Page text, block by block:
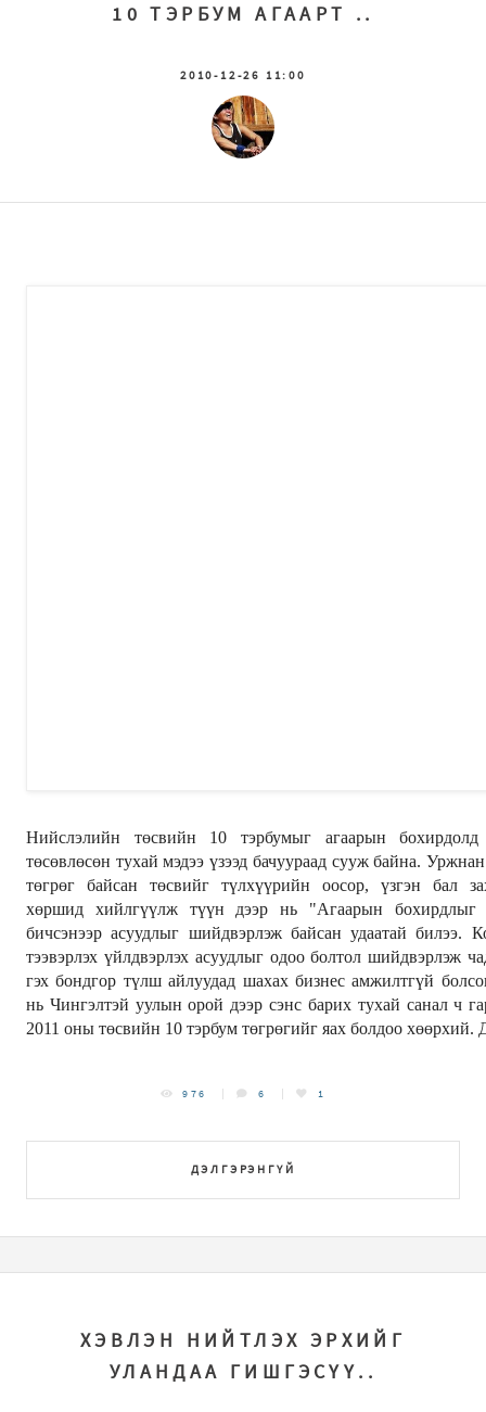
10 ТЭРБУМ АГААРТ ..
2010-12-26 11:00
Нийслэлийн төсвийн 10 тэрбумыг агаарын бохирдолд
төсөвлөсөн тухай мэдээ үзээд бачуураад сууж байна.
төгрөг байсан төсвийг түлхүүрийн оосор, үзгэн бал
хөршид хийлгүүлж түүн дээр нь "Агаарын бохирдлыг
бичсэнээр асуудлыг шийдвэрлэж байсан удаатай билээ.
тээвэрлэх үйлдвэрлэх асуудлыг одоо болтол шийдвэрлэж
гэх бондгор түлш айлуудад шахах бизнес амжилтгүй
нь Чингэлтэй уулын орой дээр сэнс барих тухай санал ч
2011 оны төсвийн 10 тэрбум төгрөгийг яах болдоо хөөрхий.
ДЭЛГЭРЭНГҮЙ
976 6 1
ХЭВЛЭН НИЙТЛЭХ ЭРХИЙГ
УЛАНДАА ГИШГЭСҮҮ..